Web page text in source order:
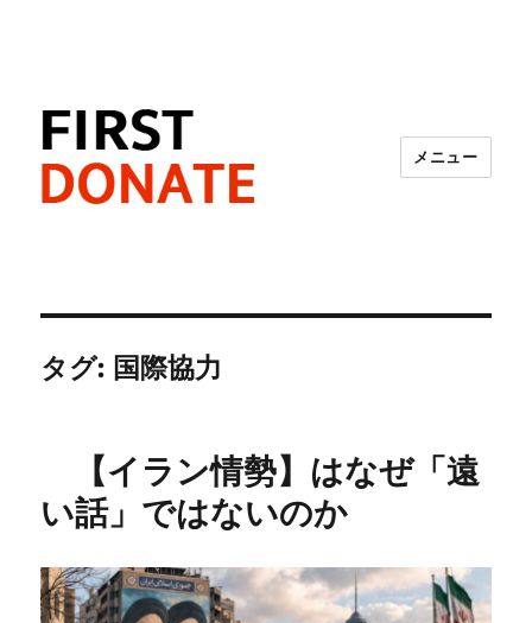
メニュー
タグ: 国際協力
【イラン情勢】はなぜ「遠
い話」ではないのか